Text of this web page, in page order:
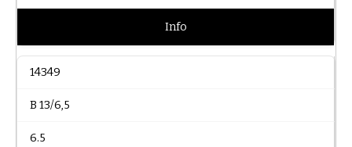
Info
14349
B 13/6,5
6.5